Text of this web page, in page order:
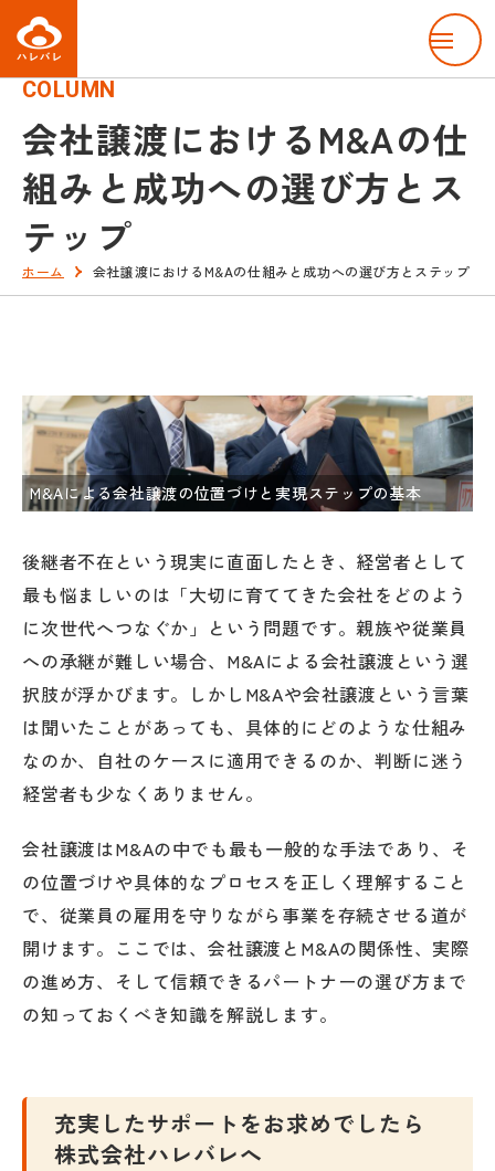
menu
COLUMN
会社譲渡におけるM&Aの仕
組みと成功への選び方とス
テップ
ホーム 会社譲渡におけるM&Aの仕組みと成功への選び方とステップ
M&Aによる会社譲渡の位置づけと実現ステップの基本
後継者不在という現実に直面したとき、経営者として
最も悩ましいのは「大切に育ててきた会社をどのよう
に次世代へつなぐか」という問題です。親族や従業員
への承継が難しい場合、M&Aによる会社譲渡という選
択肢が浮かびます。しかしM&Aや会社譲渡という言葉
は聞いたことがあっても、具体的にどのような仕組み
なのか、自社のケースに適用できるのか、判断に迷う
経営者も少なくありません。
会社譲渡はM&Aの中でも最も一般的な手法であり、そ
の位置づけや具体的なプロセスを正しく理解すること
で、従業員の雇用を守りながら事業を存続させる道が
開けます。ここでは、会社譲渡とM&Aの関係性、実際
の進め方、そして信頼できるパートナーの選び方まで
の知っておくべき知識を解説します。
充実したサポートをお求めでしたら
株式会社ハレバレへ